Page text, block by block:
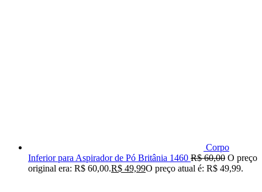
Corpo
Inferior para Aspirador de Pó Britânia 1460 R$60,00 O preço
original era: R$ 60,00.R$ 49,99O preço atual é: R$ 49,99.